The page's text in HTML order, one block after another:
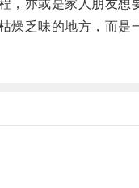
亦或是家人朋友想
乏味的地方，而是